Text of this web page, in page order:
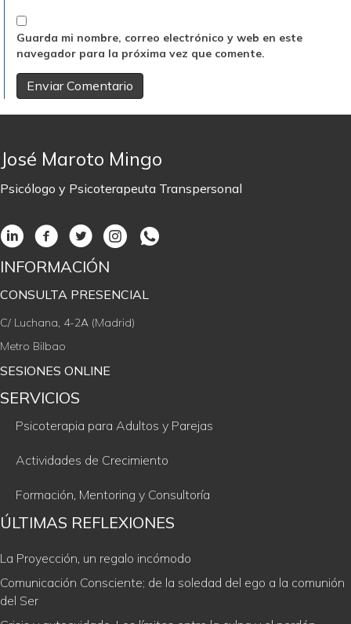
Guarda mi nombre, correo electrónico y web en este
navegador para la próxima vez que comente.
José Maroto Mingo
Psicólogo y Psicoterapeuta Transpersonal
INFORMACIÓN
CONSULTA PRESENCIAL
C/ Luchana, 4-2A (Madrid)
Metro Bilbao
SESIONES ONLINE
SERVICIOS
Psicoterapia para Adultos y Parejas
Actividades de Crecimiento
Formación, Mentoring y Consultoría
ÚLTIMAS REFLEXIONES
La Proyección, un regalo incómodo
Comunicación Consciente; de la soledad del ego a la comunión
del Ser